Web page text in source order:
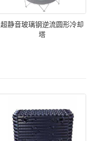
超静音玻璃钢逆流圆形冷却
塔